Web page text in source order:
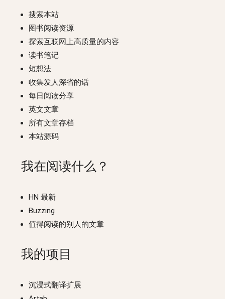
搜索本站
图书阅读资源
探索互联网上高质量的内容
读书笔记
短想法
收集发人深省的话
每日阅读分享
英文文章
所有文章存档
本站源码
我在阅读什么？
HN 最新
Buzzing
值得阅读的别人的文章
我的项目
沉浸式翻译扩展